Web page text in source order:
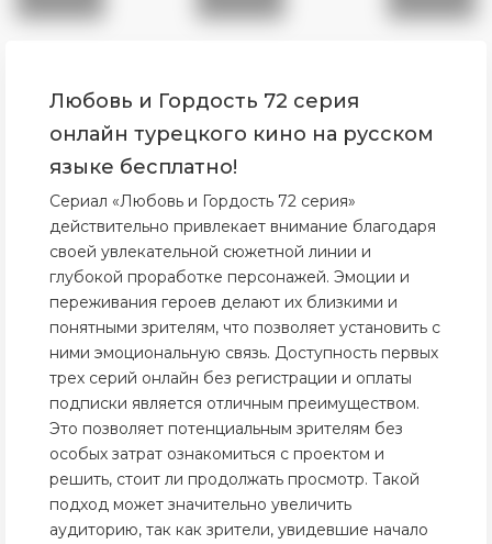
Любовь и Гордость 72 серия
онлайн турецкого кино на русском
языке бесплатно!
Сериал «Любовь и Гордость 72 серия»
действительно привлекает внимание благодаря
своей увлекательной сюжетной линии и
глубокой проработке персонажей. Эмоции и
переживания героев делают их близкими и
понятными зрителям, что позволяет установить с
ними эмоциональную связь. Доступность первых
трех серий онлайн без регистрации и оплаты
подписки является отличным преимуществом.
Это позволяет потенциальным зрителям без
особых затрат ознакомиться с проектом и
решить, стоит ли продолжать просмотр. Такой
подход может значительно увеличить
аудиторию, так как зрители, увидевшие начало